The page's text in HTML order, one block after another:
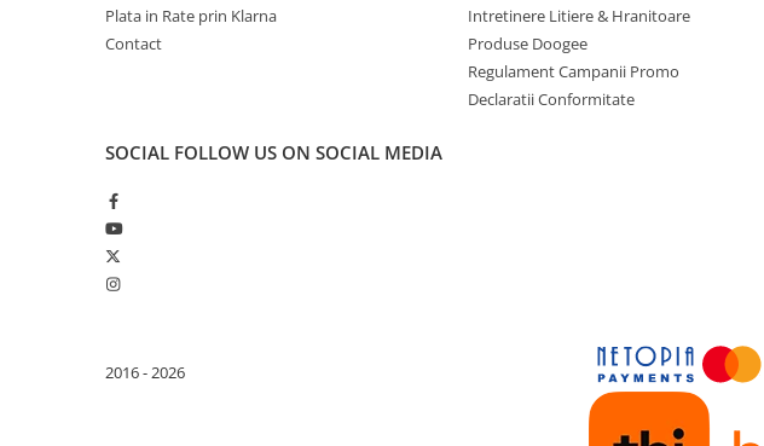
Residential EV Charging Stations
Commercial EV Charging Stations
Plata in Rate prin Klarna
Contact
Intretinere Litiere & Hranitoare
Produse Doogee
Regulament Campanii Promo
Declaratii Conformitate
SOCIAL FOLLOW US ON SOCIAL MEDIA
2016 - 2026